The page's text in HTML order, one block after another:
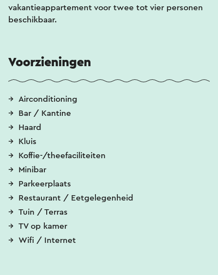
vakantieappartement voor twee tot vier personen
beschikbaar.
Voorzieningen
Airconditioning
Bar / Kantine
Haard
Kluis
Koffie-/theefaciliteiten
Minibar
Parkeerplaats
Restaurant / Eetgelegenheid
Tuin / Terras
TV op kamer
Wifi / Internet